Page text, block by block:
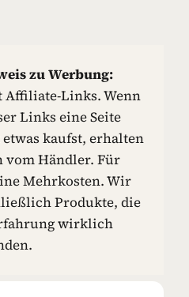
zu Werbung:
Affiliate-Links. Wenn
Links eine Seite
kaufst, erhalten
Händler. Für
Mehrkosten. Wir
Produkte, die
wirklich